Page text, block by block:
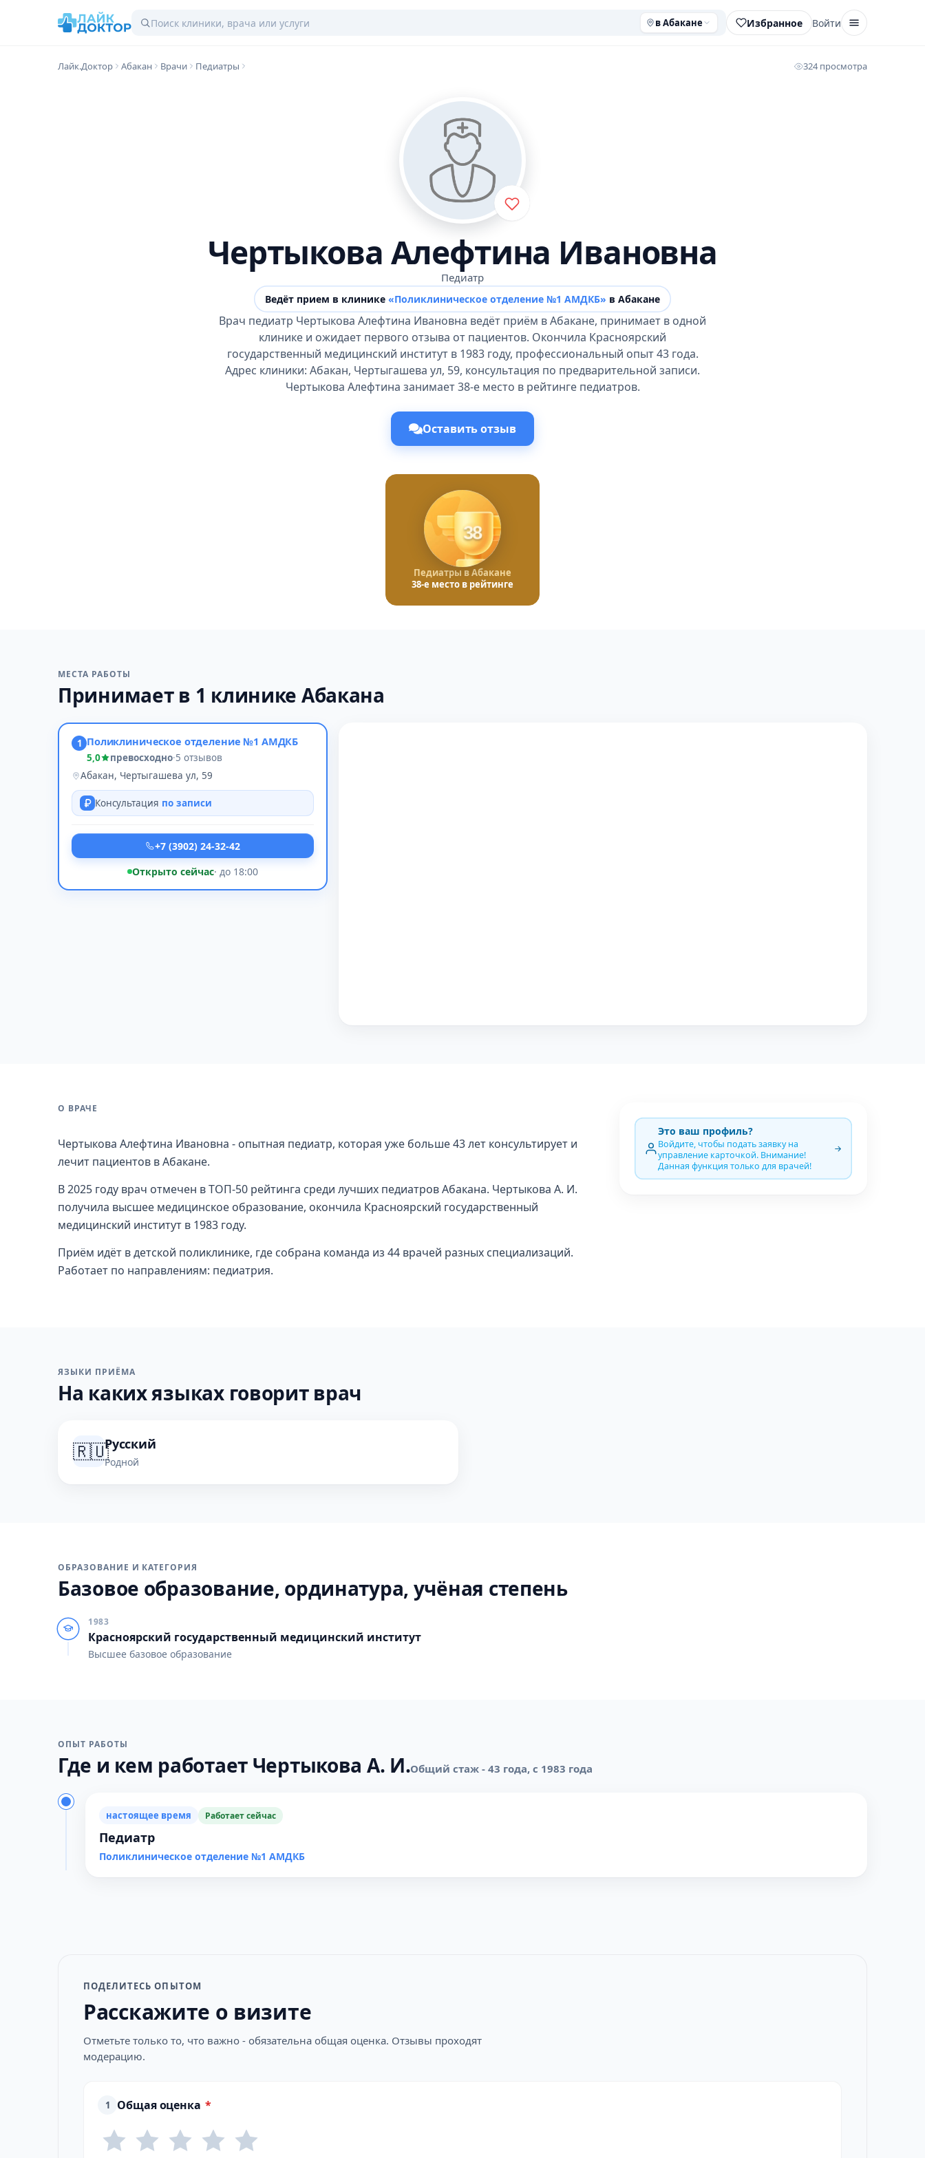
в Абакане Избранное Войти
Лайк.Доктор Абакан Врачи Педиатры 324 просмотра
Чертыкова Алефтина Ивановна
Педиатр
Ведёт прием в клинике «Поликлиническое отделение №1 АМДКБ» в Абакане
Врач педиатр Чертыкова Алефтина Ивановна ведёт приём в Абакане, принимает в одной
клинике и ожидает первого отзыва от пациентов. Окончила Красноярский
государственный медицинский институт в 1983 году, профессиональный опыт 43 года.
Адрес клиники: Абакан, Чертыгашева ул, 59, консультация по предварительной записи.
Чертыкова Алефтина занимает 38-е место в рейтинге педиатров.
Оставить отзыв
38
Педиатры в Абакане
38-е место в рейтинге
МЕСТА РАБОТЫ
Принимает в 1 клинике Абакана
1 Поликлиническое отделение №1 АМДКБ
5,0 превосходно·5 отзывов
Абакан, Чертыгашева ул, 59
Консультация по записи
+7 (3902) 24-32-42
Открыто сейчас· до 18:00
О ВРАЧЕ
Чертыкова Алефтина Ивановна - опытная педиатр, которая уже больше 43 лет консультирует и
лечит пациентов в Абакане.
В 2025 году врач отмечен в ТОП-50 рейтинга среди лучших педиатров Абакана. Чертыкова А. И.
получила высшее медицинское образование, окончила Красноярский государственный
медицинский институт в 1983 году.
Приём идёт в детской поликлинике, где собрана команда из 44 врачей разных специализаций.
Работает по направлениям: педиатрия.
Это ваш профиль?
Войдите, чтобы подать заявку на
управление карточкой. Внимание!
Данная функция только для врачей!
ЯЗЫКИ ПРИЁМА
На каких языках говорит врач
🇷🇺Русский
Родной
ОБРАЗОВАНИЕ И КАТЕГОРИЯ
Базовое образование, ординатура, учёная степень
1983
Красноярский государственный медицинский институт
Высшее базовое образование
ОПЫТ РАБОТЫ
Где и кем работает Чертыкова А. И.Общий стаж - 43 года, с 1983 года
настоящее время Работает сейчас
Педиатр
Поликлиническое отделение №1 АМДКБ
ПОДЕЛИТЕСЬ ОПЫТОМ
Расскажите о визите
Отметьте только то, что важно - обязательна общая оценка. Отзывы проходят
модерацию.
1 Общая оценка *